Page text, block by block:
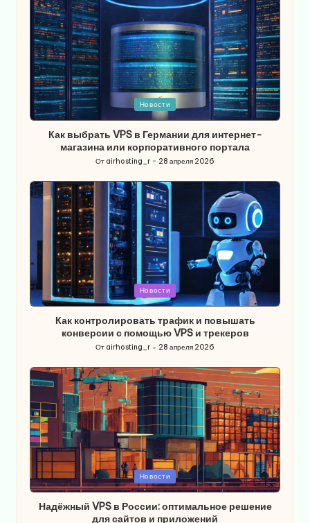
Опубликовано
в
Новости
Как выбрать VPS в Германии для интернет-
магазина или корпоративного портала
Запись
от
От airhosting_r 28 апреля 2026
Опубликовано
в
Новости
Как контролировать трафик и повышать
конверсии с помощью VPS и трекеров
Запись
от
От airhosting_r 28 апреля 2026
Опубликовано
в
Новости
Надёжный VPS в России: оптимальное решение
для сайтов и приложений